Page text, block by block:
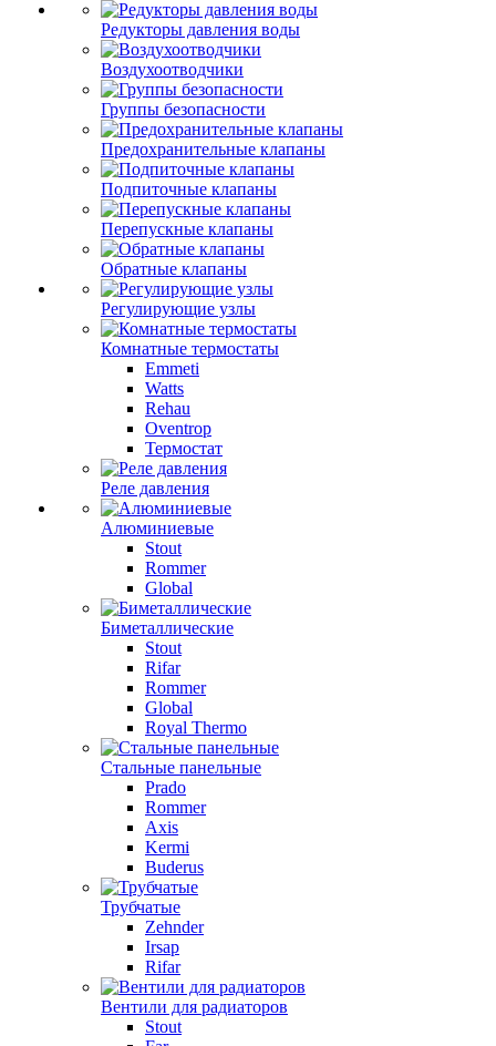
Редукторы давления воды
Воздухоотводчики
Группы безопасности
Предохранительные клапаны
Подпиточные клапаны
Перепускные клапаны
Обратные клапаны
Регулирующие узлы
Комнатные термостаты
Emmeti
Watts
Rehau
Oventrop
Термостат
Реле давления
Алюминиевые
Stout
Rommer
Global
Биметаллические
Stout
Rifar
Rommer
Global
Royal Thermo
Стальные панельные
Prado
Rommer
Axis
Kermi
Buderus
Трубчатые
Zehnder
Irsap
Rifar
Вентили для радиаторов
Stout